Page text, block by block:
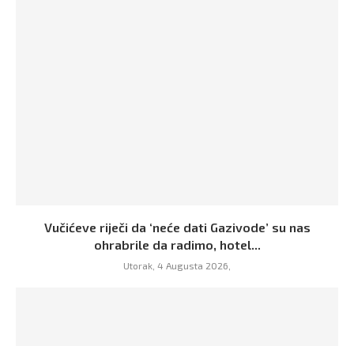
Vučićeve riječi da ‘neće dati Gazivode’ su nas
ohrabrile da radimo, hotel...
Utorak, 4 Augusta 2026,